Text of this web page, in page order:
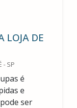
LOJA DE
- SP
é
e
ser